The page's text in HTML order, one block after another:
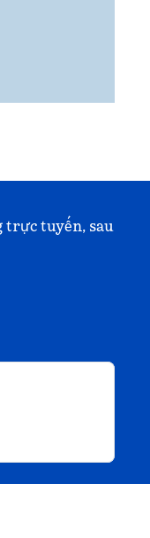
trực tuyến, sau